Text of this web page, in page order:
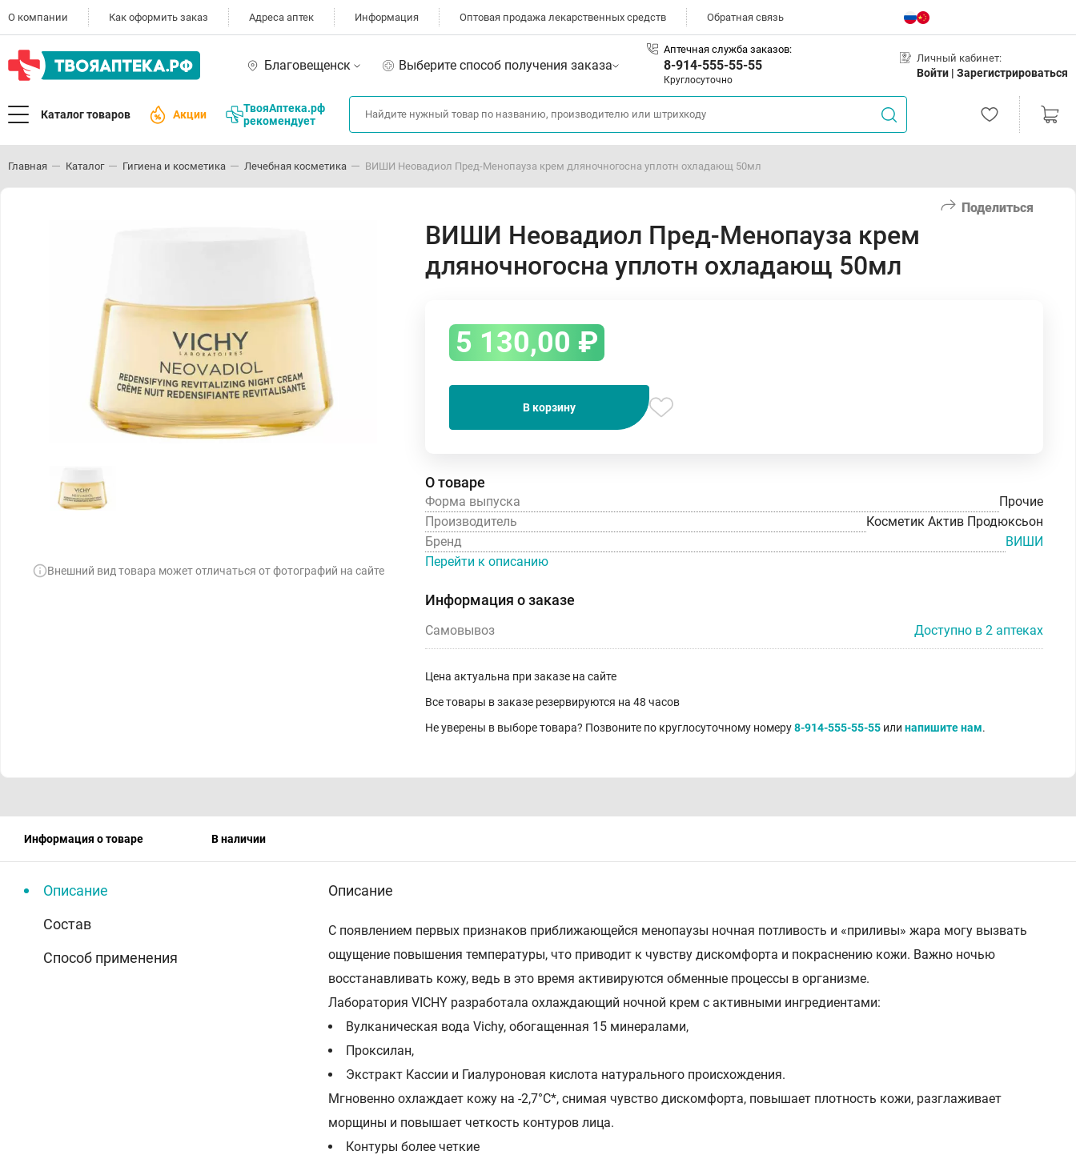
О компании Как оформить заказ Адреса аптек Информация Оптовая продажа лекарственных средств Обратная связь
Благовещенск Выберите способ получения заказа
Аптечная служба заказов:
8-914-555-55-55
Круглосуточно
Личный кабинет:
Войти | Зарегистрироваться
Каталог товаров Акции
ТвояАптека.рф
рекомендует
Главная Каталог Гигиена и косметика Лечебная косметика ВИШИ Неовадиол Пред-Менопауза крем дляночногосна уплотн охладающ 50мл
Поделиться
Внешний вид товара может отличаться от фотографий на сайте
ВИШИ Неовадиол Пред-Менопауза крем
дляночногосна уплотн охладающ 50мл
5 130,00 ₽
В корзину
О товаре
Форма выпуска
Прочие
Производитель
Косметик Актив Продюксьон
Бренд
ВИШИ
Перейти к описанию
Информация о заказе
Самовывоз Доступно в 2 аптеках
Цена актуальна при заказе на сайте
Все товары в заказе резервируются на 48 часов
Не уверены в выборе товара? Позвоните по круглосуточному номеру8-914-555-55-55 или напишите нам.
Информация о товаре В наличии
Описание
Состав
Способ применения
Описание
С появлением первых признаков приближающейся менопаузы ночная потливость и «приливы» жара могу вызвать
ощущение повышения температуры, что приводит к чувству дискомфорта и покраснению кожи. Важно ночью
восстанавливать кожу, ведь в это время активируются обменные процессы в организме.
Лаборатория VICHY разработала охлаждающий ночной крем с активными ингредиентами:
Вулканическая вода Vichy, обогащенная 15 минералами,
Проксилан,
Экстракт Кассии и Гиалуроновая кислота натурального происхождения.
Мгновенно охлаждает кожу на -2,7°C*, снимая чувство дискомфорта, повышает плотность кожи, разглаживает
морщины и повышает четкость контуров лица.
Контуры более четкие